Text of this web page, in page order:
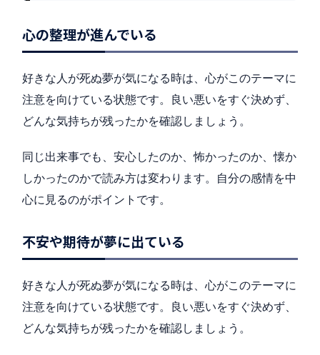
心の整理が進んでいる
好きな人が死ぬ夢が気になる時は、心がこのテーマに
注意を向けている状態です。良い悪いをすぐ決めず、
どんな気持ちが残ったかを確認しましょう。
同じ出来事でも、安心したのか、怖かったのか、懐か
しかったのかで読み方は変わります。自分の感情を中
心に見るのがポイントです。
不安や期待が夢に出ている
好きな人が死ぬ夢が気になる時は、心がこのテーマに
注意を向けている状態です。良い悪いをすぐ決めず、
どんな気持ちが残ったかを確認しましょう。